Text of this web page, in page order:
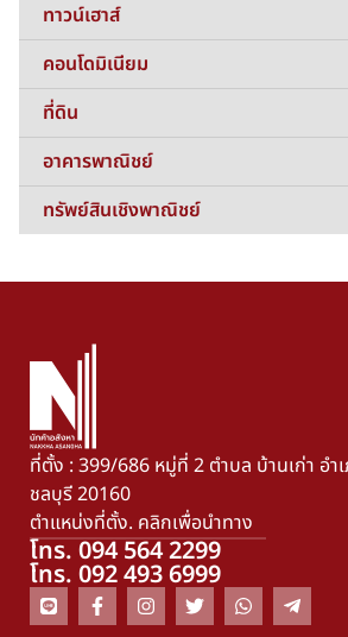
ทาวน์เฮาส์
คอนโดมิเนียม
ที่ดิน
อาคารพาณิชย์
ทรัพย์สินเชิงพาณิชย์
ที่ตั้ง : 399/686 หมู่ที่ 2 ตำบล บ้านเก่า อำ
ชลบุรี 20160
ตำแหน่งที่ตั้ง. คลิกเพื่อนำทาง
โทร. 094 564 2299
โทร. 092 493 6999